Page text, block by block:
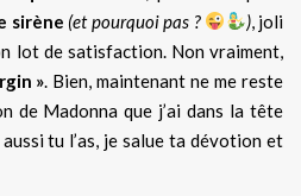
sirène (et pourquoi pas ? ), joli
lot de satisfaction. Non vraiment,
». Bien, maintenant ne me reste
de Madonna que j’ai dans la tête
tu l’as, je salue ta dévotion et